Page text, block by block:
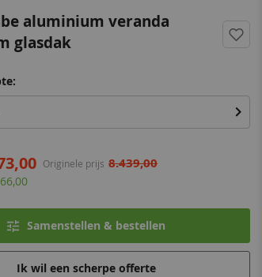
aluminium veranda
glasdak
Originele prijs 8.439,00
Samenstellen & bestellen
Ik wil een scherpe offerte